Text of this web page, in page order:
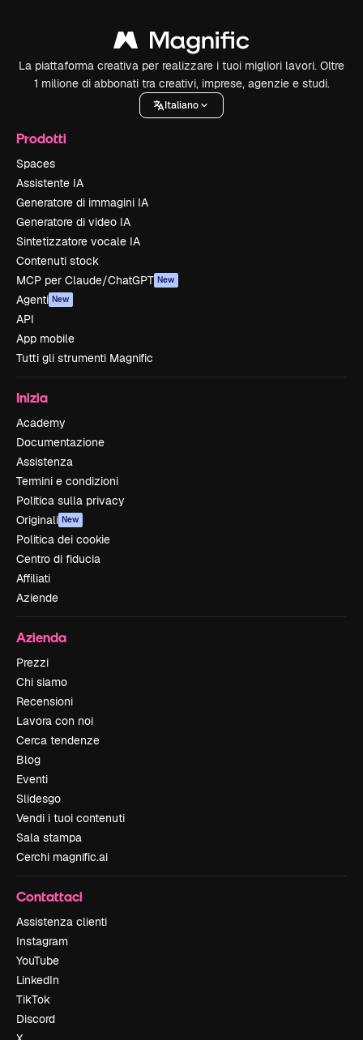
La piattaforma creativa per realizzare i tuoi migliori lavori. Oltre
1 milione di abbonati tra creativi, imprese, agenzie e studi.
Italiano
Prodotti
Spaces
Assistente IA
Generatore di immagini IA
Generatore di video IA
Sintetizzatore vocale IA
Contenuti stock
MCP per Claude/ChatGPT New
Agenti New
API
App mobile
Tutti gli strumenti Magnific
Inizia
Academy
Documentazione
Assistenza
Termini e condizioni
Politica sulla privacy
Originali New
Politica dei cookie
Centro di fiducia
Affiliati
Aziende
Azienda
Prezzi
Chi siamo
Recensioni
Lavora con noi
Cerca tendenze
Blog
Eventi
Slidesgo
Vendi i tuoi contenuti
Sala stampa
Cerchi magnific.ai
Contattaci
Assistenza clienti
Instagram
YouTube
LinkedIn
TikTok
Discord